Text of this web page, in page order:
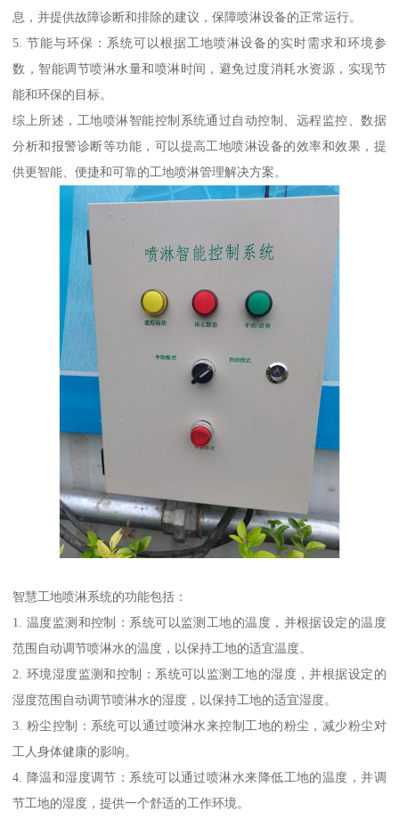
息，并提供故障诊断和排除的建议，保障喷淋设备的正常运行。
5. 节能与环保：系统可以根据工地喷淋设备的实时需求和环境参
数，智能调节喷淋水量和喷淋时间，避免过度消耗水资源，实现节
能和环保的目标。
综上所述，工地喷淋智能控制系统通过自动控制、远程监控、数据
分析和报警诊断等功能，可以提高工地喷淋设备的效率和效果，提
供更智能、便捷和可靠的工地喷淋管理解决方案。
智慧工地喷淋系统的功能包括：
1. 温度监测和控制：系统可以监测工地的温度，并根据设定的温度
范围自动调节喷淋水的温度，以保持工地的适宜温度。
2. 环境湿度监测和控制：系统可以监测工地的湿度，并根据设定的
湿度范围自动调节喷淋水的湿度，以保持工地的适宜湿度。
3. 粉尘控制：系统可以通过喷淋水来控制工地的粉尘，减少粉尘对
工人身体健康的影响。
4. 降温和湿度调节：系统可以通过喷淋水来降低工地的温度，并调
节工地的湿度，提供一个舒适的工作环境。